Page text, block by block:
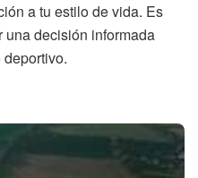
a tu estilo de vida. Es
una decisión informada